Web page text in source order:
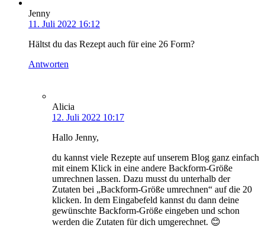
Jenny
11. Juli 2022 16:12
Hältst du das Rezept auch für eine 26 Form?
Antworten
Alicia
12. Juli 2022 10:17
Hallo Jenny,
du kannst viele Rezepte auf unserem Blog ganz einfach
mit einem Klick in eine andere Backform-Größe
umrechnen lassen. Dazu musst du unterhalb der
Zutaten bei „Backform-Größe umrechnen“ auf die 20
klicken. In dem Eingabefeld kannst du dann deine
gewünschte Backform-Größe eingeben und schon
werden die Zutaten für dich umgerechnet. 😊